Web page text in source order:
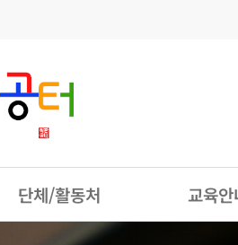
단체/활동처 교육안